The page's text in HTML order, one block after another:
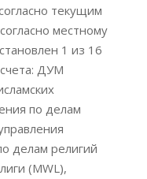
текущим
местному
1 из 16
ДУМ
по делам
делам религий
(MWL),